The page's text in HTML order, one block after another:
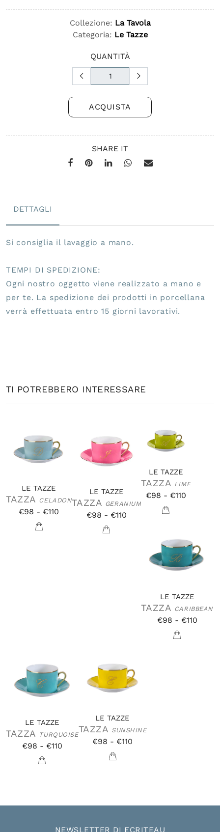
Collezione: La Tavola
Categoria: Le Tazze
QUANTITÀ
ACQUISTA
SHARE IT
DETTAGLI
Si consiglia il lavaggio a mano.
TEMPI DI SPEDIZIONE:
Ogni nostro oggetto viene realizzato a mano e
per te. La spedizione dei prodotti in porcellana
verrà effettuata entro 15 giorni lavorativi.
TI POTREBBERO INTERESSARE
LE TAZZE
TAZZA CELADON
€98 - €110
LE TAZZE
TAZZA GERANIUM
€98 - €110
LE TAZZE
TAZZA LIME
€98 - €110
LE TAZZE
TAZZA CARIBBEAN
€98 - €110
LE TAZZE
TAZZA TURQUOISE
€98 - €110
LE TAZZE
TAZZA SUNSHINE
€98 - €110
NEWSLETTER DI ECRITEAU